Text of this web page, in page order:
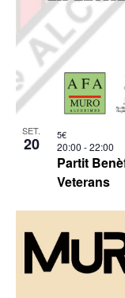
SET.
20
Partit
Veterans
20:00 -22:00
5€